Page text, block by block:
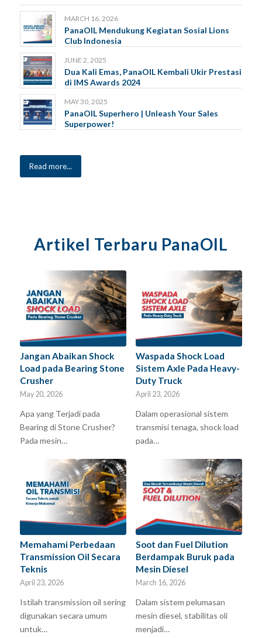
MARCH 16, 2026
PanaOIL Mendukung Kegiatan Sosial Lions
Club Indonesia
JUNE 2, 2025
Dua Kali Emas, PanaOIL Kembali Ukir Prestasi
di IMS Awards 2024
MAY 30, 2025
PanaOIL Superhero | Unleash Your Sales
Superpower!
Read more...
Artikel Terbaru PanaOIL
Jangan Abaikan Shock
Load pada Bearing Stone
Crusher
May 20, 2026
Apa yang Terjadi pada
Bearing di Stone Crusher?
Pada mesin…
Waspada Shock Load
Sistem Axle Pada Heavy-
Duty Truck
April 23, 2026
Dalam operasional sistem
transmisi tenaga, shock load
pada…
Memahami Perbedaan
Transmission Oil Secara
Teknis
April 23, 2026
Istilah transmission oil sering
digunakan secara umum
untuk…
Soot dan Fuel Dilution
Berdampak Buruk pada
Mesin Diesel
March 16, 2026
Dalam sistem pelumasan
mesin diesel, stabilitas oli
menjadi…